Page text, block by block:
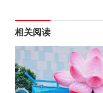
相关阅读